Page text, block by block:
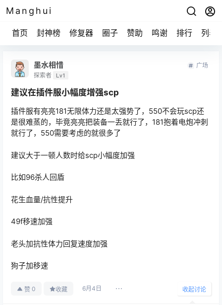
Manghui
首页 封神榜 修复器 圈子 赞助 鸣谢 排行 列表
墨水相惜
探索者 Lv1
广场
建议在插件服小幅度增强scp
插件服有亮亮181无限体力还是太强势了，550不会玩scp还
是很难蒸的，毕竟亮亮把装备一丢就行了，181抱着电炮冲刺
就行了，550需要考虑的就很多了
建议大于一顿人数时给scp小幅度加强
比如96杀人回盾
花生血量/抗性提升
49f移速加强
老头加抗性体力回复速度加强
狗子加移速
赞 0 收藏 6月4日 收起讨论